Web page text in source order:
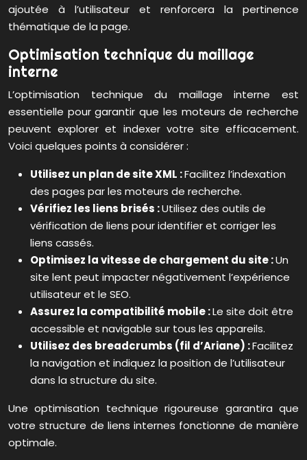
ajoutée à l’utilisateur et renforcera la pertinence
thématique de la page.
Optimisation technique du maillage
interne
L’optimisation technique du maillage interne est
essentielle pour garantir que les moteurs de recherche
peuvent explorer et indexer votre site efficacement.
Voici quelques points à considérer :
Utilisez un plan de site XML :Facilitez l’indexation
des pages par les moteurs de recherche.
Vérifiez les liens brisés :Utilisez des outils de
vérification de liens pour identifier et corriger les
liens cassés.
Optimisez la vitesse de chargement du site :Un
site lent peut impacter négativement l’expérience
utilisateur et le SEO.
Assurez la compatibilité mobile :Le site doit être
accessible et navigable sur tous les appareils.
Utilisez des breadcrumbs (fil d’Ariane) :Facilitez
la navigation et indiquez la position de l’utilisateur
dans la structure du site.
Une optimisation technique rigoureuse garantira que
votre structure de liens internes fonctionne de manière
optimale.